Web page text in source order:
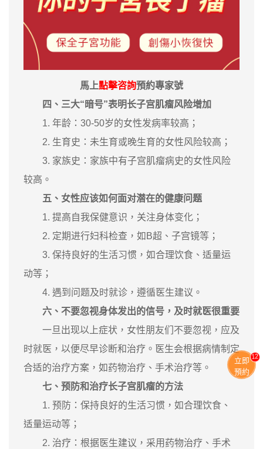
馬上點擊咨詢預約專家號
四、三大“暗号”表明长子宫肌瘤风险增加
1. 年龄：30-50岁的女性发病率较高；
2. 生育史：未生育或晚生育的女性风险较高；
3. 家族史：家族中有子宫肌瘤病史的女性风险
较高。
五、女性应该如何面对潜在的健康问题
1. 提高自我保健意识，关注身体变化；
2. 定期进行妇科检查，如B超、子宫镜等；
3. 保持良好的生活习惯，如合理饮食、适量运
动等；
4. 遇到问题及时就诊，遵循医生建议。
六、不要忽视身体发出的信号，及时就医很重要
一旦出现以上症状，女性朋友们不要忽视，应及
时就医，以便尽早诊断和治疗。医生会根据病情制定
合适的治疗方案，如药物治疗、手术治疗等。
七、预防和治疗长子宫肌瘤的方法
1. 预防：保持良好的生活习惯，如合理饮食、
适量运动等；
2. 治疗：根据医生建议，采用药物治疗、手术
立即
預約
11